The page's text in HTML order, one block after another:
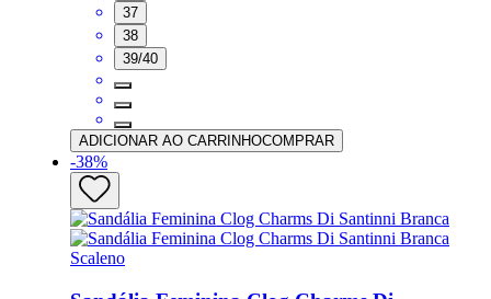
37
38
39/40
ADICIONAR AO CARRINHOCOMPRAR
-38%
Scaleno